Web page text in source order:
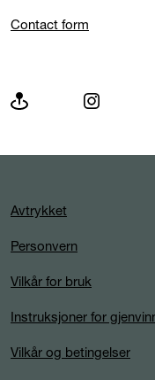
Contact form
Avtrykket
Personvern
Vilkår for bruk
Instruksjoner for
Vilkår og betingelser